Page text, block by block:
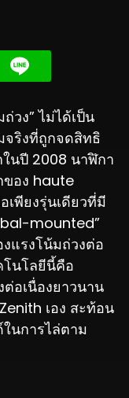
วง” ไม่ได้เป็น
จริงที่ถูกจดสิทธิ
นปี 2008 นาฬิกา
ของ haute
เพียงรุ่นเดียวที่มี
mounted”
แรงโน้มถ่วงต่อ
โนโลยีนี้คือ
อเนื่องยาวนาน
เอง สะท้อน
นการไล่ตาม